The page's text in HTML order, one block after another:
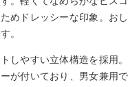
めドレッシーな印象。お
。
しやすい立体構造を採用
が付いており、男女兼用